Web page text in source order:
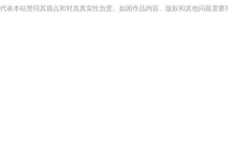
代表本站赞同其观点和对其真实性负责。如因作品内容、版权和其他问题需